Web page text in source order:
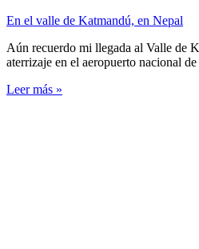
En el valle de Katmandú, en Nepal
Aún recuerdo mi llegada al Valle de
aterrizaje en el aeropuerto nacional
Leer más »